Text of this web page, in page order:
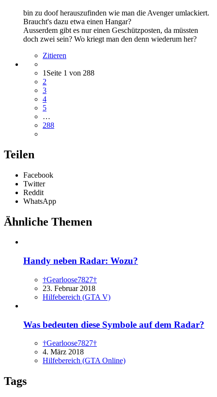
bin zu doof herauszufinden wie man die Avenger umlackiert.
Braucht's dazu etwa einen Hangar?
Ausserdem gibt es nur einen Geschützposten, da müssten
doch zwei sein? Wo kriegt man den denn wiederum her?
Zitieren
1 Seite 1 von 288
2
3
4
5
…
288
Teilen
Facebook
Twitter
Reddit
WhatsApp
Ähnliche Themen
Handy neben Radar: Wozu?
†Gearloose7827†
23. Februar 2018
Hilfebereich (GTA V)
Was bedeuten diese Symbole auf dem Radar?
†Gearloose7827†
4. März 2018
Hilfebereich (GTA Online)
Tags